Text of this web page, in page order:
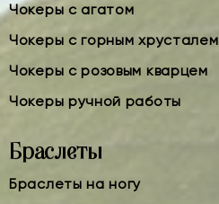
Чокеры с агатом
Чокеры с горным хрусталем
Чокеры с розовым кварцем
Чокеры ручной работы
Браслеты
Браслеты на ногу